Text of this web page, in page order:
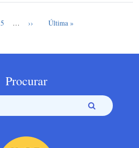
Page
5 … Próxima página
›› Última página
Última »
Procurar